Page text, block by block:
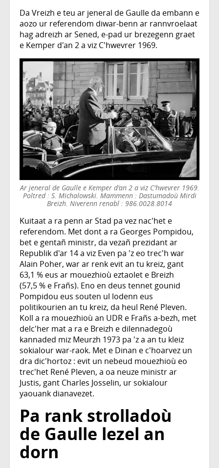
Da Vreizh e teu ar jeneral de Gaulle da embann e
aozo ur referendom diwar-benn ar rannvroelaat
hag adreizh ar Sened, e-pad ur brezegenn graet
e Kemper d'an 2 a viz C'hwevrer 1969.
Ar jeneral de Gaulle e Kemper d'an 2 a viz C'hwevrer 1969.
Poltred : S. Michalowski. Mammenn : Dastumadoù Mirdi
Breizh. Niverenn renabl : 986.0028.8014
Kuitaat a ra penn ar Stad pa vez nac'het e
referendom. Met dont a ra Georges Pompidou,
bet e gentañ ministr, da vezañ prezidant ar
Republik d'ar 14 a viz Even pa 'z eo trec'h war
Alain Poher, war ar renk evit an tu kreiz, gant
63,1 % eus ar mouezhioù eztaolet e Breizh
(57,5 % e Frañs). Eno en deus tennet gounid
Pompidou eus souten ul lodenn eus
politikourien an tu kreiz, da heul René Pleven.
Koll a ra mouezhioù an UDR e Frañs a-bezh, met
delc'her mat a ra e Breizh e dilennadegoù
kannaded miz Meurzh 1973 pa 'z a an tu kleiz
sokialour war-raok. Met e Dinan e c'hoarvez un
dra dic'hortoz : evit un nebeud mouezhioù eo
trec'het René Pleven, a oa neuze ministr ar
Justis, gant Charles Josselin, ur sokialour
yaouank dianavezet.
Pa rank strolladoù
de Gaulle lezel an
dorn